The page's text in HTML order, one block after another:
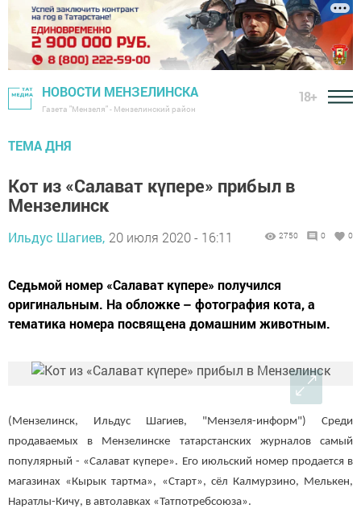
НОВОСТИ МЕНЗЕЛИНСКА
Газета "Мензеля" - Мензелинский район
18+
ТЕМА ДНЯ
Кот из «Салават күпере» прибыл в
Мензелинск
Ильдус Шагиев, 20 июля 2020 - 16:11 2750 0 0
Седьмой номер «Салават күпере» получился
оригинальным. На обложке – фотография кота, а
тематика номера посвящена домашним животным.
(Мензелинск, Ильдус Шагиев, "Мензеля-информ") Среди
продаваемых в Мензелинске татарстанских журналов самый
популярный - «Салават күпере». Его июльский номер продается в
магазинах «Кырык тартма», «Старт», сёл Калмурзино, Мелькен,
Наратлы-Кичу, в автолавках «Татпотребсоюза».